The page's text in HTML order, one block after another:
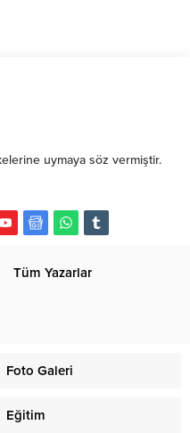
uymaya söz vermiştir.
Tüm Yazarlar
Foto Galeri
Eğitim